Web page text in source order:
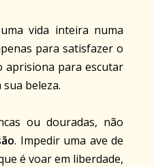
vida inteira numa
para satisfazer o
aprisiona para escutar
beleza.
ou douradas, não
. Impedir uma ave de
é voar em liberdade,